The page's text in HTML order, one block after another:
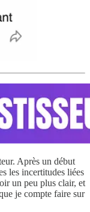
Après un début
les incertitudes liées
un peu plus clair, et
je compte faire sur